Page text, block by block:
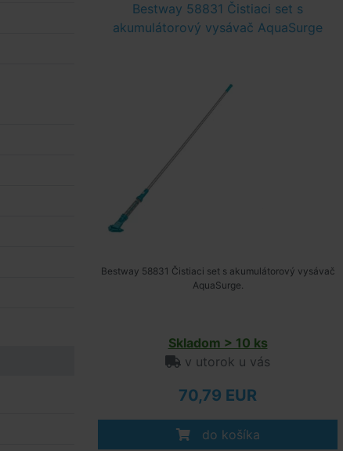
Bestway 58831 Čistiaci set s
akumulátorový vysávač AquaSurge
Bestway 58831 Čistiaci set s akumulátorový vysávač
AquaSurge.
Skladom > 10 ks
v utorok u vás
70,79 EUR
do košíka